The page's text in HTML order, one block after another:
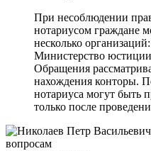
При несоблюдении
нотариусом граждане
несколько
Министерство
Обращения
нахождения конторы.
нотариуса могут быть
только после